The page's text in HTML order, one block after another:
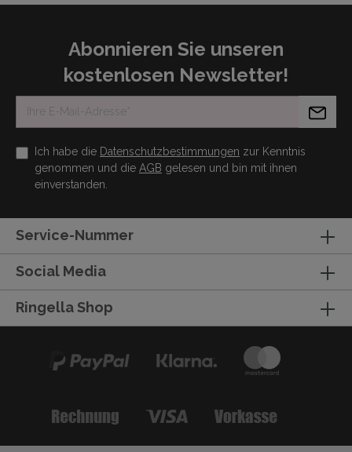
Abonnieren Sie unseren
kostenlosen Newsletter!
Ich habe die Datenschutzbestimmungen zur Kenntnis
genommen und die AGB gelesen und bin mit ihnen
einverstanden.
Service-Nummer
Social Media
Ringella Shop